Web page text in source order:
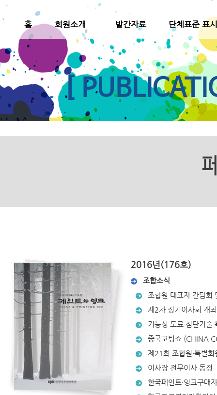
홈 회원소개 발간자료 단체표준 표
[
2016년(176호)
조합소식
조합원 대표자 간담회
제2차 정기이사회 개최
기능성 도료 첨단기술
중국코팅쇼 (CHINA
제21회 조합원·특별회
이사장 전무이사 동정
한국페인트·잉크구매